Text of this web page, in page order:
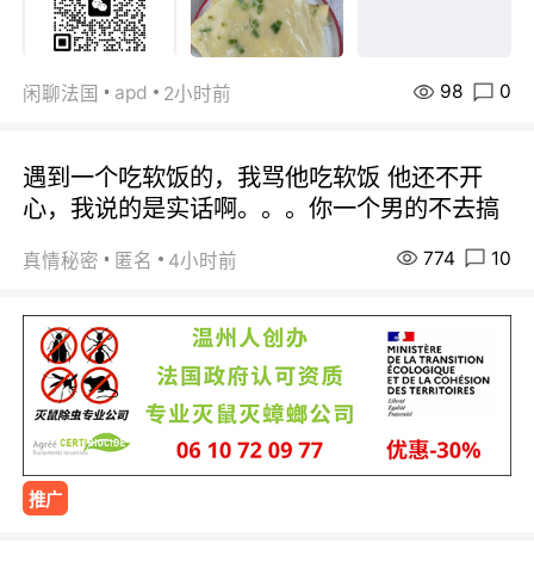
闲聊法国 apd 2小时前 98 0
遇到一个吃软饭的，我骂他吃软饭 他还不开
心，我说的是实话啊。。。你一个男的不去搞
真情秘密 匿名 4小时前 774 10
推广